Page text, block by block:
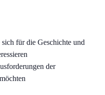
für die Geschichte und
der